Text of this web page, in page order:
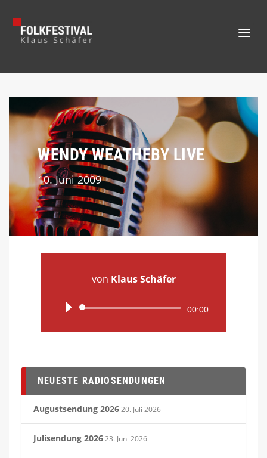
WENDY WEATHEBY LIVE
10. Juni 2009
von Klaus Schäfer
Audio-
00:00
NEUESTE RADIOSENDUNGEN
Augustsendung 202620. Juli 2026
Julisendung 202623. Juni 2026